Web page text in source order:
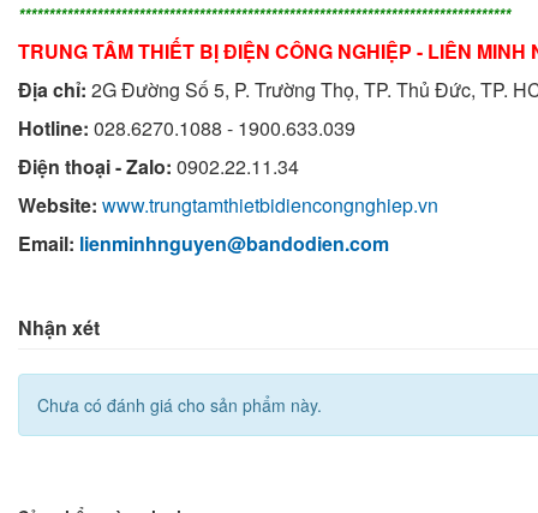
**********************************************************************************
TRUNG TÂM THIẾT BỊ ĐIỆN CÔNG NGHIỆP - LIÊN MINH
Địa chỉ: 2G Đường Số 5, P. Trường Thọ, TP. Thủ Đức, TP.
Hotline: 028.6270.1088 - 1900.633.039
Điện thoại - Zalo: 0902.22.11.34
Website: www.trungtamthietbidiencongnghiep.vn
Email: lienminhnguyen@bandodien.com
Nhận xét
Chưa có đánh giá cho sản phẩm này.